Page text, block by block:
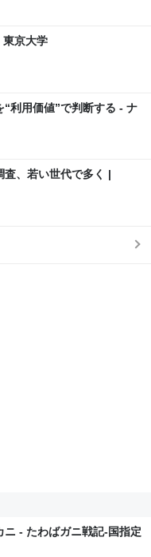
東京大学
“利用価値”で判断する - ナ
、若い世代で多く |
ニ - たわばガニ戦記-国指定